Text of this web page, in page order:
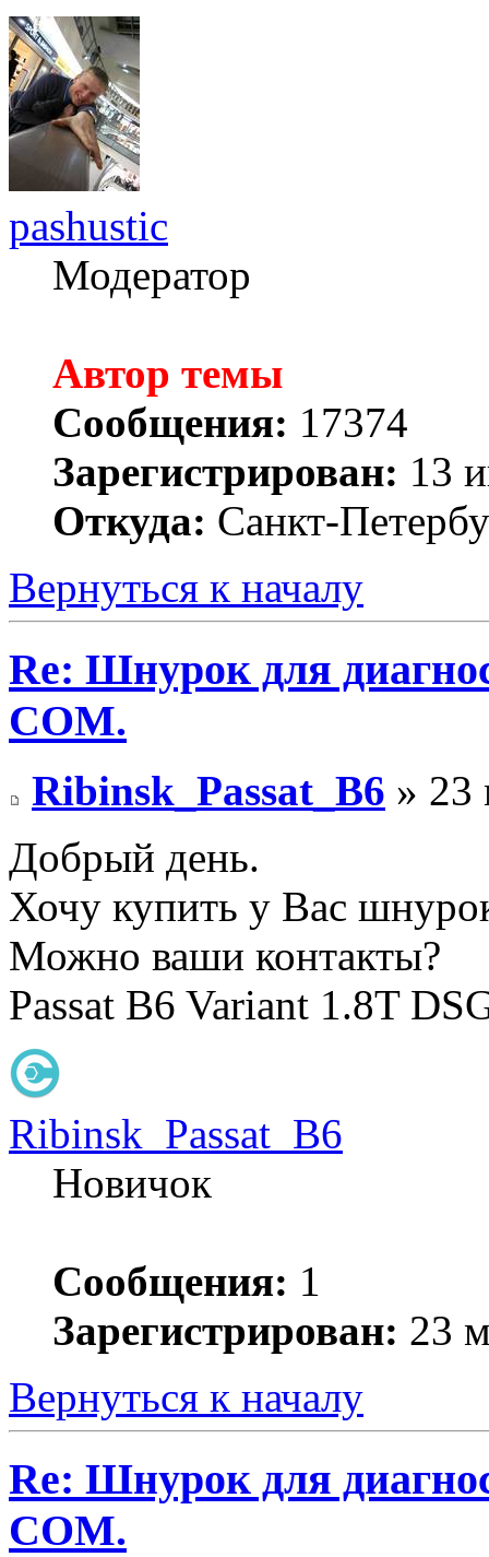
pashustic
Модератор
Автор темы
Сообщения: 17374
Зарегистрирован: 13
Откуда: Санкт-
Вернуться к началу
Re: Шнурок для
COM.
Ribinsk_Passat_B6 » 23
Добрый день.
Хочу купить у Вас
Можно ваши контакты?
Passat B6 Variant 1.8T
Ribinsk_Passat_B6
Новичок
Сообщения: 1
Зарегистрирован: 23
Вернуться к началу
Re: Шнурок для
COM.